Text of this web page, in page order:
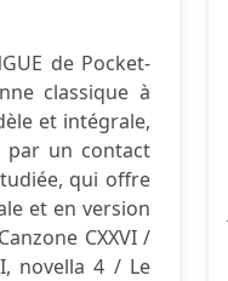
de Pocket-
classique à
et intégrale,
par un contact
qui offre
et en version
CXXVI /
novella 4 / Le